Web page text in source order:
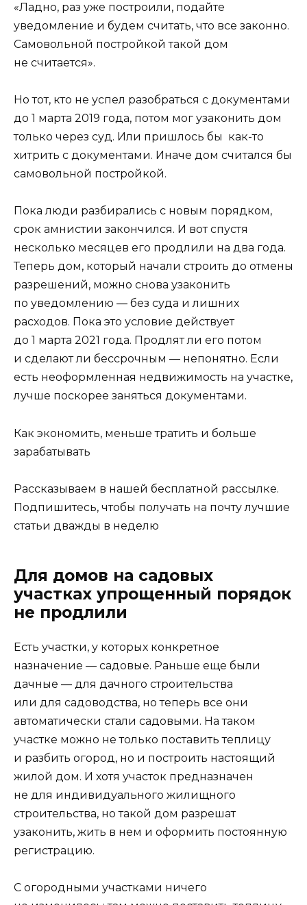
«Ладно, раз уже построили, подайте
уведомление и будем считать, что все законно.
Самовольной постройкой такой дом
не считается».
Но тот, кто не успел разобраться с документами
до 1 марта 2019 года, потом мог узаконить дом
только через суд. Или пришлось бы как-то
хитрить с документами. Иначе дом считался бы
самовольной постройкой.
Пока люди разбирались с новым порядком,
срок амнистии закончился. И вот спустя
несколько месяцев его продлили на два года.
Теперь дом, который начали строить до отмены
разрешений, можно снова узаконить
по уведомлению — без суда и лишних
расходов. Пока это условие действует
до 1 марта 2021 года. Продлят ли его потом
и сделают ли бессрочным — непонятно. Если
есть неоформленная недвижимость на участке,
лучше поскорее заняться документами.
Как экономить, меньше тратить и больше
зарабатывать
Рассказываем в нашей бесплатной рассылке.
Подпишитесь, чтобы получать на почту лучшие
статьи дважды в неделю
Для домов на садовых
участках упрощенный порядок
не продлили
Есть участки, у которых конкретное
назначение — садовые. Раньше еще были
дачные — для дачного строительства
или для садоводства, но теперь все они
автоматически стали садовыми. На таком
участке можно не только поставить теплицу
и разбить огород, но и построить настоящий
жилой дом. И хотя участок предназначен
не для индивидуального жилищного
строительства, но такой дом разрешат
узаконить, жить в нем и оформить постоянную
регистрацию.
С огородными участками ничего